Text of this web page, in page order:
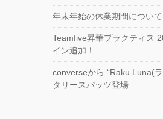
年末年始の休業期間について
Teamfive昇華プラクティス
イン追加！
converseから “Raku Luna(
タリースパッツ登場